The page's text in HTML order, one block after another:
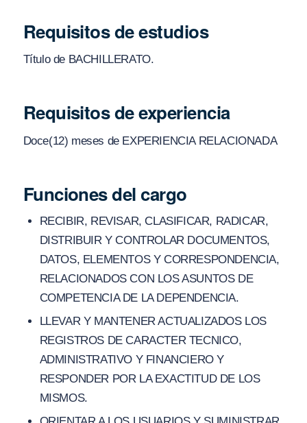
Requisitos de estudios
Título de BACHILLERATO.
Requisitos de experiencia
Doce(12) meses de EXPERIENCIA RELACIONADA
Funciones del cargo
RECIBIR, REVISAR, CLASIFICAR, RADICAR,
DISTRIBUIR Y CONTROLAR DOCUMENTOS,
DATOS, ELEMENTOS Y CORRESPONDENCIA,
RELACIONADOS CON LOS ASUNTOS DE
COMPETENCIA DE LA DEPENDENCIA.
LLEVAR Y MANTENER ACTUALIZADOS LOS
REGISTROS DE CARACTER TECNICO,
ADMINISTRATIVO Y FINANCIERO Y
RESPONDER POR LA EXACTITUD DE LOS
MISMOS.